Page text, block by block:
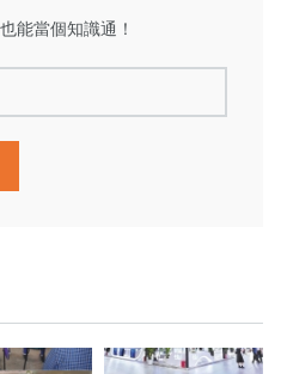
能當個知識通！